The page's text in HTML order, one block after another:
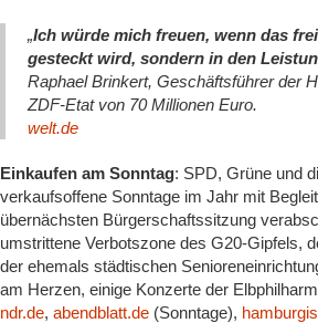
„Ich würde mich freuen, wenn das
gesteckt wird, sondern in den
Raphael Brinkert, Geschäftsführer der
ZDF-Etat von 70 Millionen Euro.
welt.de
Einkaufen am Sonntag: SPD, Grüne und
verkaufsoffene Sonntage im Jahr mit
übernächsten Bürgerschaftssitzung
umstrittene Verbotszone des G20-Gipfels,
der ehemals städtischen
am Herzen, einige Konzerte der
ndr.de, abendblatt.de (Sonntage),